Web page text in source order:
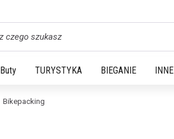
Buty TURYSTYKA BIEGANIE INNE
Bikepacking